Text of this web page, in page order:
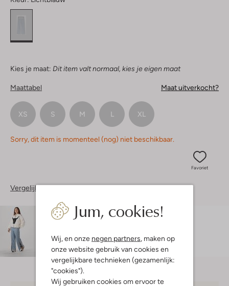
Jum, cookies!
Wij, en onze negen partners, maken op
onze website gebruik van cookies en
vergelijkbare technieken (gezamenlijk:
"cookies").
Wij gebruiken cookies om ervoor te
Kies je maat: Dit item valt normaal, kies je eigen maat
Maattabel Maat uitverkocht?
XS S M L XL
Sorry, dit item is momenteel (nog) niet beschikbaar.
Favoriet
Vergelijkbare items
Maatadvies
pasvorm isstraight.